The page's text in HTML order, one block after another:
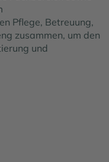
Pflege, Betreuung,
zusammen, um den
und